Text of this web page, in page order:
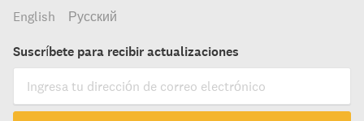
English Русский
Suscríbete para recibir actualizaciones